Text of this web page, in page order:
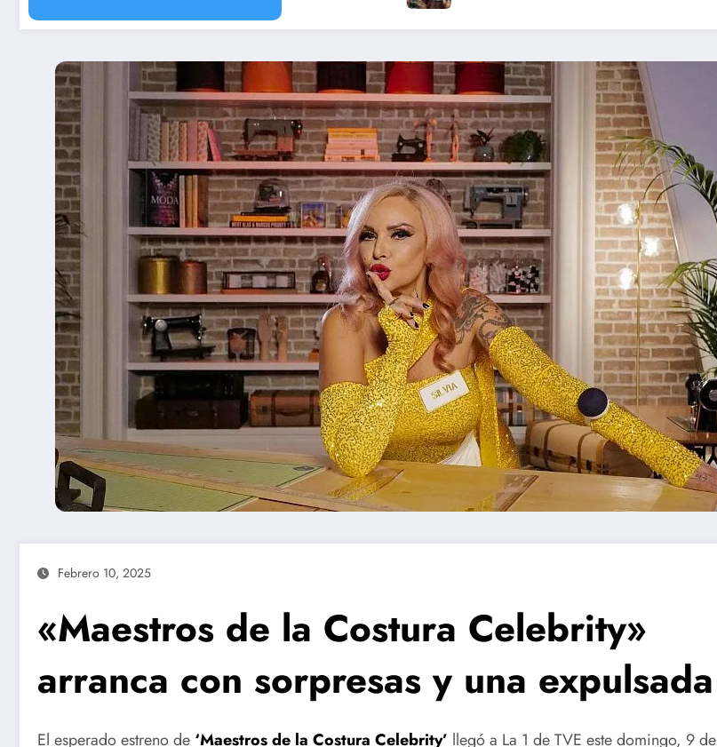
Febrero 10, 2025
«Maestros de la Costura Celebrity»
arranca con sorpresas y una expulsada
El esperado estreno de ‘Maestros de la Costura Celebrity’ llegó a La 1 de TVE este domingo, 9 de